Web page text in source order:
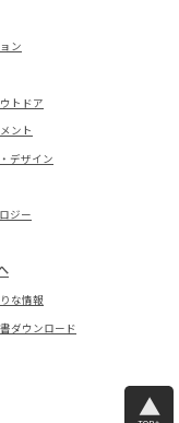
ン
トドア
ント
デザイン
ジー
な情報
ダウンロード